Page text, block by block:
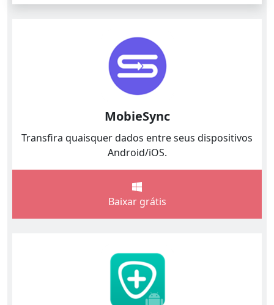
MobieSync
Transfira quaisquer dados entre seus dispositivos
Android/iOS.
Baixar grátis